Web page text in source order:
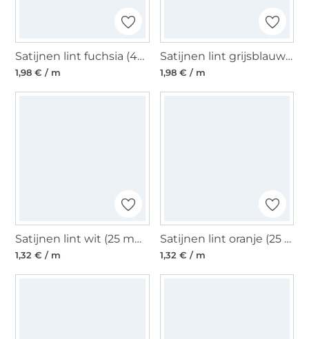
Satijnen lint fuchsia (40 mm)
1,98 € / m
Satijnen lint grijsblauw (40 mm)
1,98 € / m
Satijnen lint wit (25 mm)
1,32 € / m
Satijnen lint oranje (25 mm)
1,32 € / m